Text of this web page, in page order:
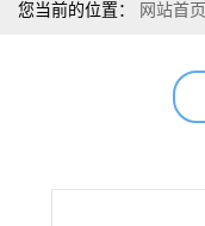
您当前的位置： 网站首页